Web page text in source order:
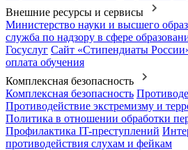
Внешние ресурсы и сервисы
Министерство науки и высшего
служба по надзору в сфере
Госуслуг Сайт «Стипендиаты
оплата обучения
Комплексная безопасность
Комплексная безопасность
Противодействие экстремизму и
Политика в отношении обработки
Профилактика IT-преступлений
противодействия слухам и фейкам